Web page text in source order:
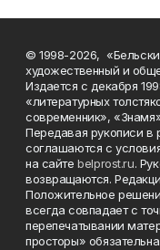
© 1998-2026,
художественный и
Издается с декабря
«литературных
современник»,
Передавая рукописи
соглашаются с
на сайтеbelprost.ru.
возвращаются.
Положительное
всегда совпадает с
перепечатывании
просторы» обязательна.